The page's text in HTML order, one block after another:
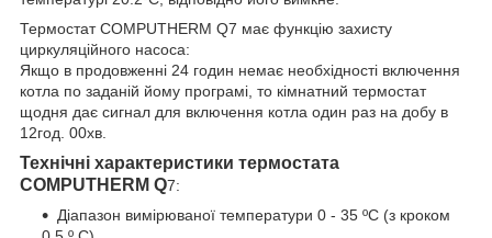
Термостат COMPUTHERM Q7 має функцію захисту
циркуляційного насоса:
Якщо в продовженні 24 годин немає необхідності включення
котла по заданій йому програмі, то кімнатний термостат
щодня дає сигнал для включення котла один раз на добу в
12год. 00хв.
Технічні характеристики термостата
COMPUTHERM Q7:
Діапазон вимірюваної температури 0 - 35 ºС (з кроком